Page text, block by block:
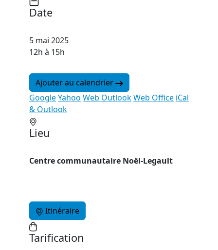
Date
5 mai 2025
12h à 15h
Ajouter au calendrier
GoogleYahoo Web OutlookWeb Office iCal
& Outlook
Lieu
Centre communautaire Noël-Legault
Itinéraire
Tarification